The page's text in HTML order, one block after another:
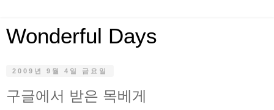
Wonderful Days
2009년 9월 4일 금요일
구글에서 받은 목베게